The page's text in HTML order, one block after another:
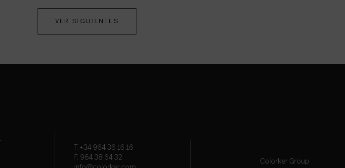
VER SIGUIENTES
T.+34 964 36 16 16
F. 964 38 64 32
Colorker Group